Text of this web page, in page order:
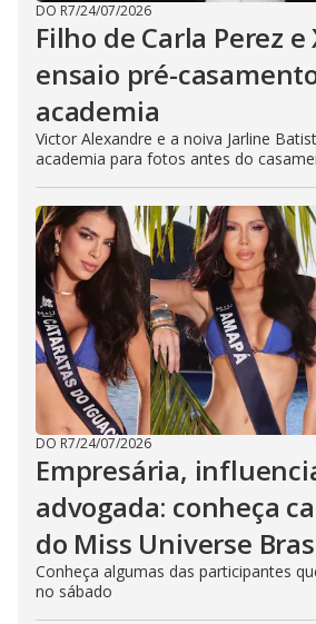
DO R7/24/07/2026
Filho de Carla Perez
ensaio pré-
academia
Victor Alexandre e a noiva Jarline
academia para fotos antes do
DO R7/24/07/2026
Empresária,
advogada: conheça
do Miss Universe
Conheça algumas das participantes
no sábado